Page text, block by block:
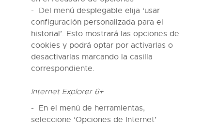
Del menú desplegable elija ‘usar
configuración personalizada para el
historial’. Esto mostrará las opciones de
cookies y podrá optar por activarlas o
desactivarlas marcando la casilla
correspondiente.
Internet Explorer 6+
En el menú de herramientas,
seleccione ‘Opciones de Internet’